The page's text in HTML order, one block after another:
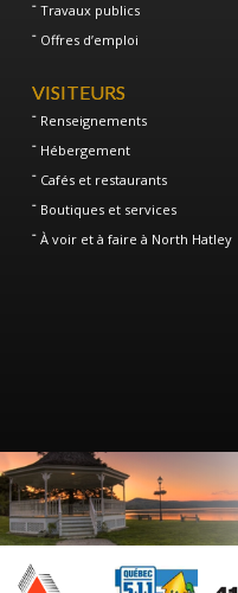
Travaux publics
Offres d’emploi
VISITEURS
Renseignements
Hébergement
Cafés et restaurants
Boutiques et services
À voir et à faire à North Hatley